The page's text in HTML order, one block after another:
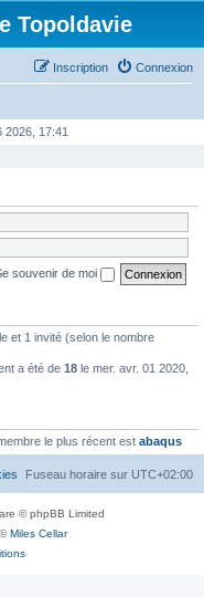
Topoldavie
Connexion
Inscription
2026, 17:41
souvenir de moi
et 1 invité (selon le nombre
a été de 18 le mer. avr. 01 2020,
le plus récent est abaqus
Fuseau horaire sur UTC+02:00
© phpBB Limited
©Miles Cellar